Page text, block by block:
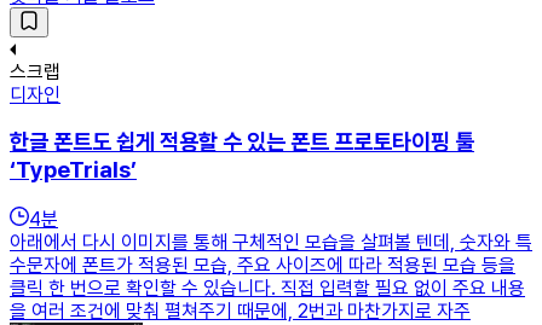
스크랩
디자인
한글 폰트도 쉽게 적용할 수 있는 폰트 프로토타이핑 툴
‘TypeTrials’
4분
아래에서 다시 이미지를 통해 구체적인 모습을 살펴볼 텐데, 숫자와 특
수문자에 폰트가 적용된 모습, 주요 사이즈에 따라 적용된 모습 등을
클릭 한 번으로 확인할 수 있습니다. 직접 입력할 필요 없이 주요 내용
을 여러 조건에 맞춰 펼쳐주기 때문에, 2번과 마찬가지로 자주